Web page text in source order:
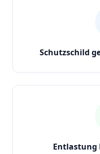
Schutzschild
Entlastung